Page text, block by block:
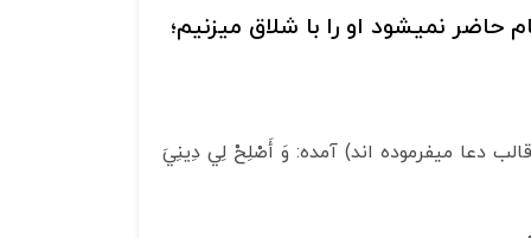
حاضر نمی­شود او را با شلاق می­زنیم؛
دعا می­فرموده اند) آمده: وَ أَصْلِحْ لِي دِينِيَ